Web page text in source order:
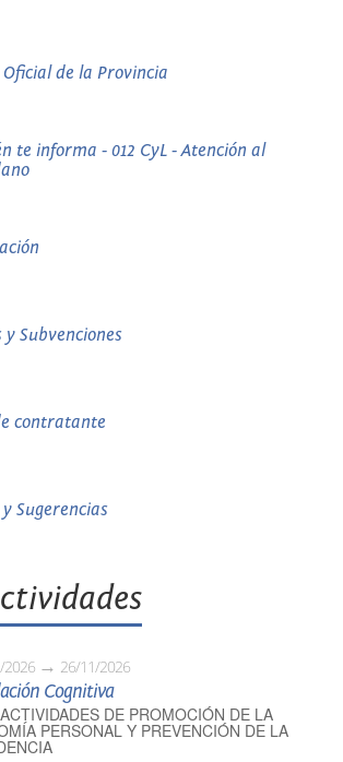
de la Provincia
te informa - 012 CyL - Atención al
y Subvenciones
contratante
Sugerencias
2026 26/11/2026
Cognitiva
DE PROMOCIÓN DE LA
PERSONAL Y PREVENCIÓN DE LA